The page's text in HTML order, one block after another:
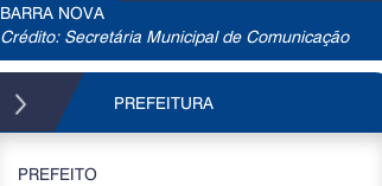
BARRA NOVA
Crédito: Secretária Municipal de Comunicação
PREFEITURA
PREFEITO